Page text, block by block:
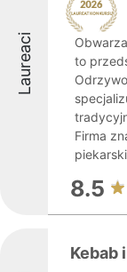
Laureaci
to
Firma
8.5
Kebab